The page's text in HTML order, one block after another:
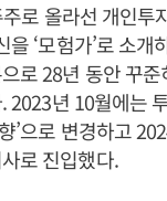
로 올라선 개인투
‘모험가’로 소개
로 28년 동안 꾸
2023년 10월에는
’으로 변경하고
로 진입했다.